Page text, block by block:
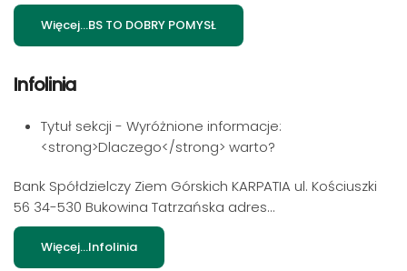
Więcej…BS TO DOBRY POMYSŁ
Infolinia
Tytuł sekcji - Wyróżnione informacje:
<strong>Dlaczego</strong> warto?
Bank Spółdzielczy Ziem Górskich KARPATIA ul. Kościuszki
56 34-530 Bukowina Tatrzańska adres...
Więcej…Infolinia